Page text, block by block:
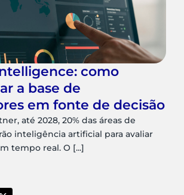
como
a base de
em fonte de decisão
até 2028, 20% das áreas de
inteligência artificial para avaliar
tempo real. O [...]